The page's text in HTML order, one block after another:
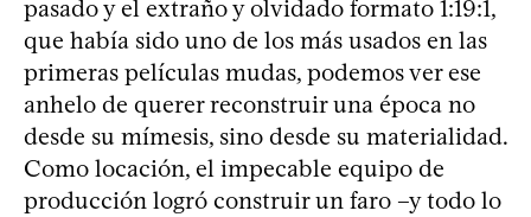
pasado y el extraño y olvidado formato 1:19:1,
que había sido uno de los más usados en las
primeras películas mudas, podemos ver ese
anhelo de querer reconstruir una época no
desde su mímesis, sino desde su materialidad.
Como locación, el impecable equipo de
producción logró construir un faro –y todo lo